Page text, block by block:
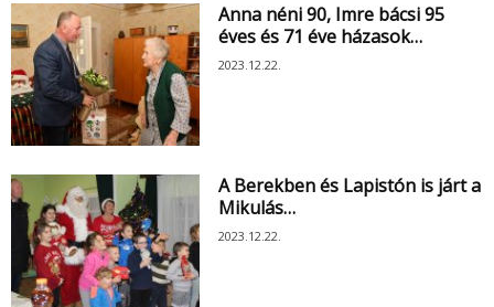
Anna néni 90, Imre bácsi 95
éves és 71 éve házasok…
2023.12.22.
A Berekben és Lapistón is járt a
Mikulás…
2023.12.22.